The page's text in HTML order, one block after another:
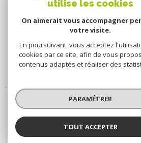
© 2026 | Tous droits réservés |
Nos Honoraires
utilise les cookies
On aimerait vous accompagner
votre visite.
En poursuivant, vous acceptez
cookies par ce site, afin de vous
contenus adaptés et réaliser des
PARAMÉTRER
TOUT ACCEPTER